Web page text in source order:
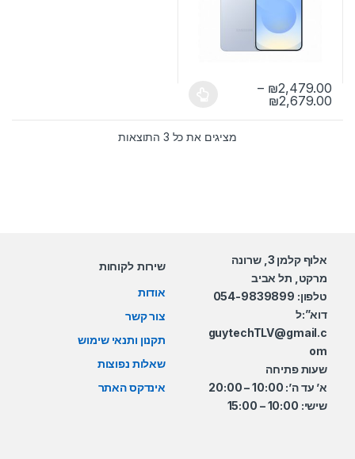
₪2,479.00
–
₪2,679.00 טווח מחירים: ⁦₪2,479.00⁩ עד ⁦₪2,679.00⁩
למוצר זה יש מספר סוגים. ניתן לבחור את האפשרויות בעמוד המוצר
מציגים את כל ⁦3⁩ התוצאות ממוין לפי הפריט העדכני
אלוף קלמן 3, שרונה
מרקט, תל אביב
טלפון: 054-9839899
דוא”:ל
guytechTLV@gmail.c
om
שעות פתיחה
א’ עד ה’: 10:00 – 20:00
שישי: 10:00 – 15:00
שירות לקוחות
אודות
צור קשר
תקנון ותנאי שימוש
שאלות נפוצות
אינדקס האתר